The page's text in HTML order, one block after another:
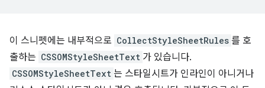
이 스니펫에는 내부적으로 CollectStyleSheetRules 를 호
출하는 CSSOMStyleSheetText 가 있습니다.
CSSOMStyleSheetText 는 스타일시트가 인라인이 아니거나